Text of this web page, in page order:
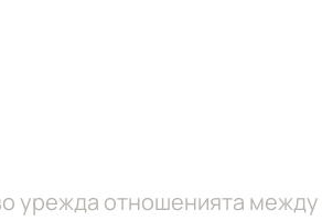
урежда отношенията между